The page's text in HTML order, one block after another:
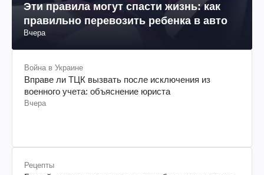
Авто
Эти правила могут спасти жизнь: как
правильно перевозить ребенка в авто
Война в Украине
Вправе ли ТЦК вызвать после исключения из
военного учета: объяснение юриста